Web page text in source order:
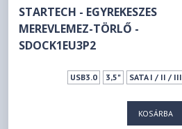
STARTECH - EGYREKESZES
MEREVLEMEZ-TÖRLŐ -
SDOCK1EU3P2
USB3.0 3,5" SATA I / II / III
KOSÁRBA